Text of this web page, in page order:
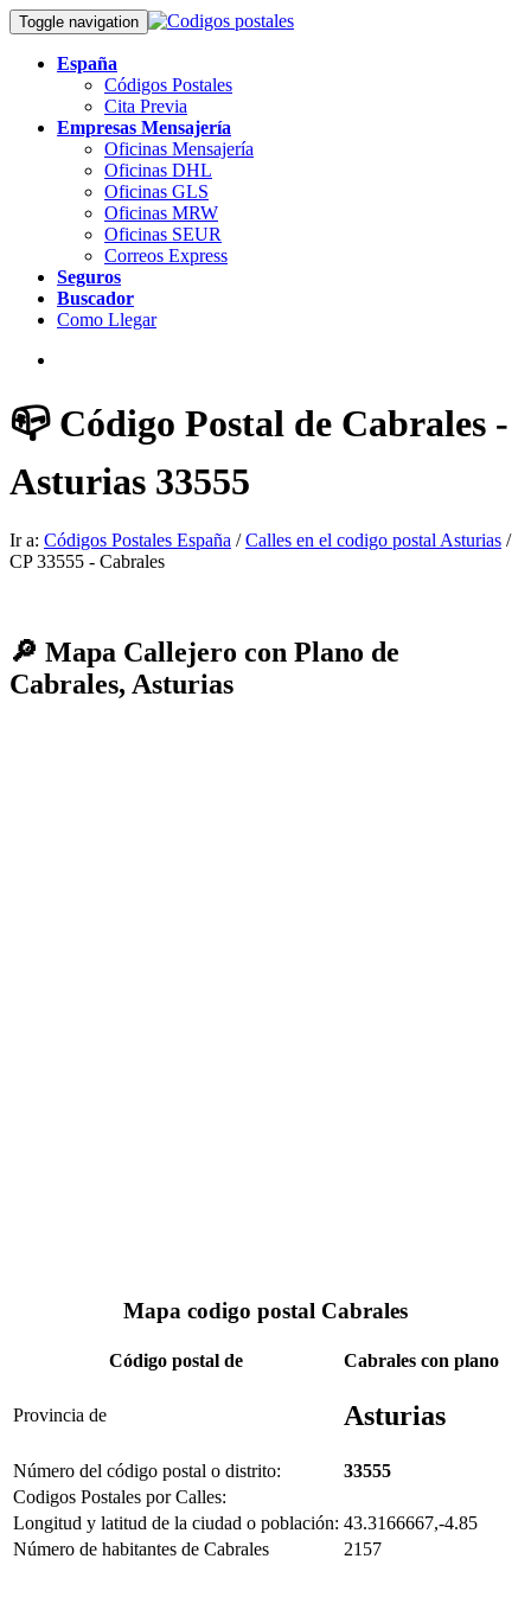
Toggle navigation
España
Códigos Postales
Cita Previa
Empresas Mensajería
Oficinas Mensajería
Oficinas DHL
Oficinas GLS
Oficinas MRW
Oficinas SEUR
Correos Express
Seguros
Buscador
Como Llegar
📪 Código Postal de Cabrales -
Asturias 33555
Ir a: Códigos Postales España /Calles en el codigo postal Asturias /
CP 33555 - Cabrales
🔎 Mapa Callejero con Plano de
Cabrales, Asturias
Mapa codigo postal Cabrales
Código postal de Cabrales con plano
Provincia de Asturias
Número del código postal o distrito:
33555
Codigos Postales por Calles:
Longitud y latitud de la ciudad o población: 43.3166667,-4.85
Número de habitantes de Cabrales
2157